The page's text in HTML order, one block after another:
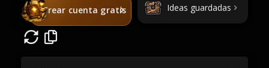
Crear cuenta gratis Ideas guardadas